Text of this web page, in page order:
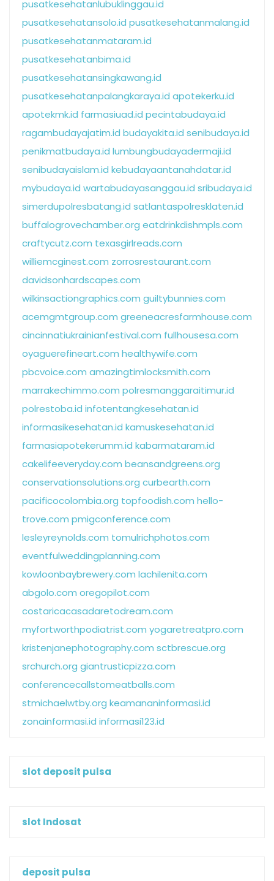
pusatkesehatanlubuklinggau.id
pusatkesehatansolo.id pusatkesehatanmalang.id
pusatkesehatanmataram.id
pusatkesehatanbima.id
pusatkesehatansingkawang.id
pusatkesehatanpalangkaraya.id apotekerku.id
apotekmk.id farmasiuad.id pecintabudaya.id
ragambudayajatim.id budayakita.id senibudaya.id
penikmatbudaya.id lumbungbudayadermaji.id
senibudayaislam.id kebudayaantanahdatar.id
mybudaya.id wartabudayasanggau.id sribudaya.id
simerdupolresbatang.id satlantaspolresklaten.id
buffalogrovechamber.org eatdrinkdishmpls.com
craftycutz.com texasgirlreads.com
williemcginest.com zorrosrestaurant.com
davidsonhardscapes.com
wilkinsactiongraphics.com guiltybunnies.com
acemgmtgroup.com greeneacresfarmhouse.com
cincinnatiukrainianfestival.com fullhousesa.com
oyaguerefineart.com healthywife.com
pbcvoice.com amazingtimlocksmith.com
marrakechimmo.com polresmanggaraitimur.id
polrestoba.id infotentangkesehatan.id
informasikesehatan.id kamuskesehatan.id
farmasiapotekerumm.id kabarmataram.id
cakelifeeveryday.com beansandgreens.org
conservationsolutions.org curbearth.com
pacificocolombia.org topfoodish.com hello-
trove.com pmigconference.com
lesleyreynolds.com tomulrichphotos.com
eventfulweddingplanning.com
kowloonbaybrewery.com lachilenita.com
abgolo.com oregopilot.com
costaricacasadaretodream.com
myfortworthpodiatrist.com yogaretreatpro.com
kristenjanephotography.com sctbrescue.org
srchurch.org giantrusticpizza.com
conferencecallstomeatballs.com
stmichaelwtby.org keamananinformasi.id
zonainformasi.id informasi123.id
slot deposit pulsa
slot Indosat
deposit pulsa